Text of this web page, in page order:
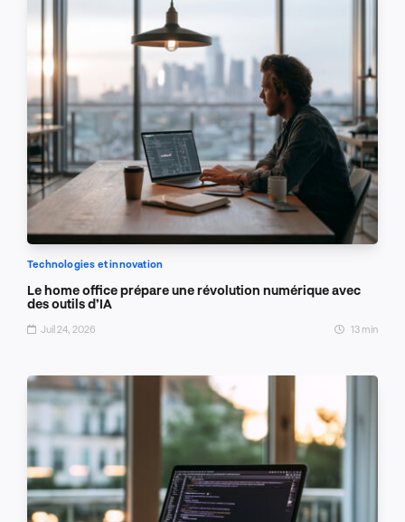
Technologies et innovation
Le home office prépare une révolution numérique avec
des outils d’IA
Juil 24, 2026 13 min